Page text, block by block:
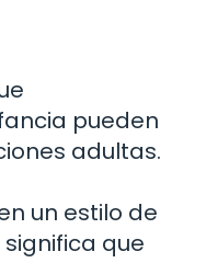
pueden
adultas.
un estilo de
que